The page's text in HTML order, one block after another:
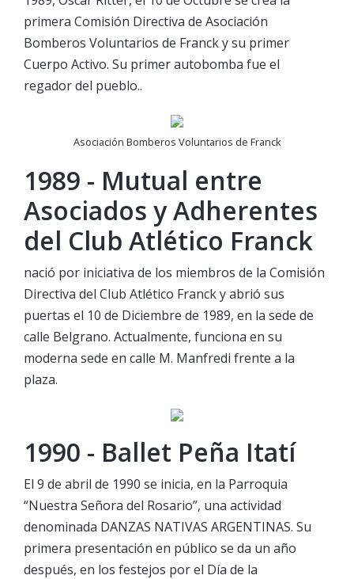
primera Comisión Directiva de Asociación
Bomberos Voluntarios de Franck y su primer
Cuerpo Activo. Su primer autobomba fue el
regador del pueblo..
Asociación Bomberos Voluntarios de Franck
1989 - Mutual entre
Asociados y Adherentes
del Club Atlético Franck
nació por iniciativa de los miembros de la Comisión
Directiva del Club Atlético Franck y abrió sus
puertas el 10 de Diciembre de 1989, en la sede de
calle Belgrano. Actualmente, funciona en su
moderna sede en calle M. Manfredi frente a la
plaza.
1990 - Ballet Peña Itatí
El 9 de abril de 1990 se inicia, en la Parroquia
“Nuestra Señora del Rosario”, una actividad
denominada DANZAS NATIVAS ARGENTINAS. Su
primera presentación en público se da un año
después, en los festejos por el Día de la